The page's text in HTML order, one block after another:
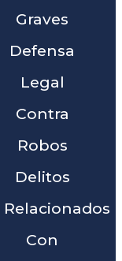
Graves
Defensa
Legal
Contra
Robos
Delitos
Relacionados
Con